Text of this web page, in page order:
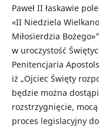
Paweł II łaskawie
«II Niedziela
Miłosierdzia
w uroczystość
Penitencjaria
iż „Ojciec Święty
będzie można
rozstrzygnięcie,
proces legislacyjny